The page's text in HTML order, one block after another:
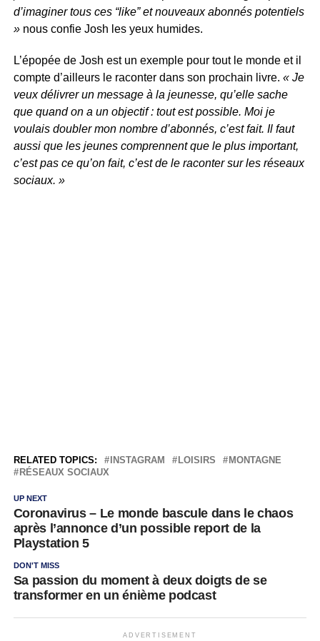
d’imaginer tous ces “like” et nouveaux abonnés potentiels
»nous confie Josh les yeux humides.
L’épopée de Josh est un exemple pour tout le monde et il
compte d’ailleurs le raconter dans son prochain livre. « Je
veux délivrer un message à la jeunesse, qu’elle sache
que quand on a un objectif : tout est possible. Moi je
voulais doubler mon nombre d’abonnés, c’est fait. Il faut
aussi que les jeunes comprennent que le plus important,
c’est pas ce qu’on fait, c’est de le raconter sur les réseaux
sociaux. »
RELATED TOPICS: INSTAGRAM LOISIRS
MONTAGNE
RÉSEAUX SOCIAUX
UP NEXT
Coronavirus – Le monde bascule dans le chaos
après l’annonce d’un possible report de la
Playstation 5
DON'T MISS
Sa passion du moment à deux doigts de se
transformer en un énième podcast
ADVERTISEMENT